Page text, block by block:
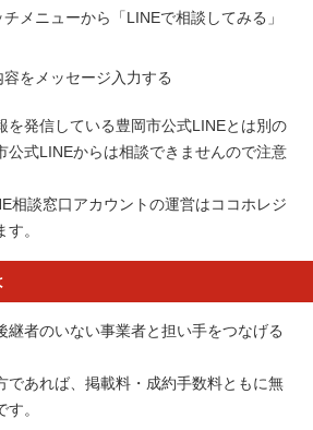
チメニューから「LINEで相談してみる」
容をメッセージ入力する
を発信している豊岡市公式LINEとは別の
公式LINEからは相談できませんので注意
相談窓口アカウントの運営はココホレジ
。
者のいない事業者と担い手をつなげる
あれば、掲載料・成約手数料ともに無
。